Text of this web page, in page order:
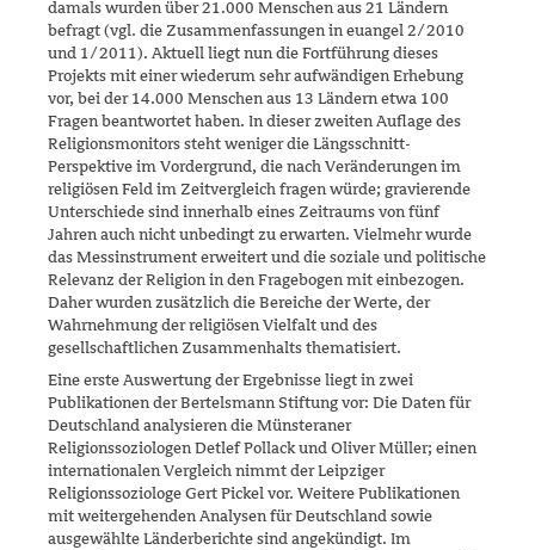
damals wurden über 21.000 Menschen aus 21 Ländern
befragt (vgl. die Zusammenfas­sun­gen in euangel 2/2010
und 1/2011). Aktuell liegt nun die Fortfüh­rung dieses
Projekts mit einer wiederum sehr aufwändigen Erhebung
vor, bei der 14.000 Menschen aus 13 Ländern etwa 100
Fragen beant­wor­tet haben. In dieser zweiten Auflage des
Religionsmonitors steht weniger die Längsschnitt-
Perspektive im Vordergrund, die nach Verän­derungen im
religiösen Feld im Zeitvergleich fragen würde; gravierende
Unterschiede sind innerhalb eines Zeitraums von fünf
Jahren auch nicht unbedingt zu erwarten. Vielmehr wurde
das Messinstrument erweitert und die soziale und politische
Relevanz der Religion in den Fragebogen mit einbezogen.
Daher wurden zusätzlich die Bereiche der Werte, der
Wahrnehmung der religiösen Vielfalt und des
gesellschaftlichen Zusam­menhalts thematisiert.
Eine erste Auswertung der Ergebnisse liegt in zwei
Publikationen der Ber­telsmann Stiftung vor: Die Daten für
Deutschland analysieren die Münsteraner
Religionssoziologen Detlef Pollack und Oliver Müller; einen
internationalen Vergleich nimmt der Leipziger
Religionssoziologe Gert Pickel vor. Weitere Publikationen
mit weitergehenden Analysen für Deutschland sowie
ausgewählte Länderberichte sind angekündigt. Im